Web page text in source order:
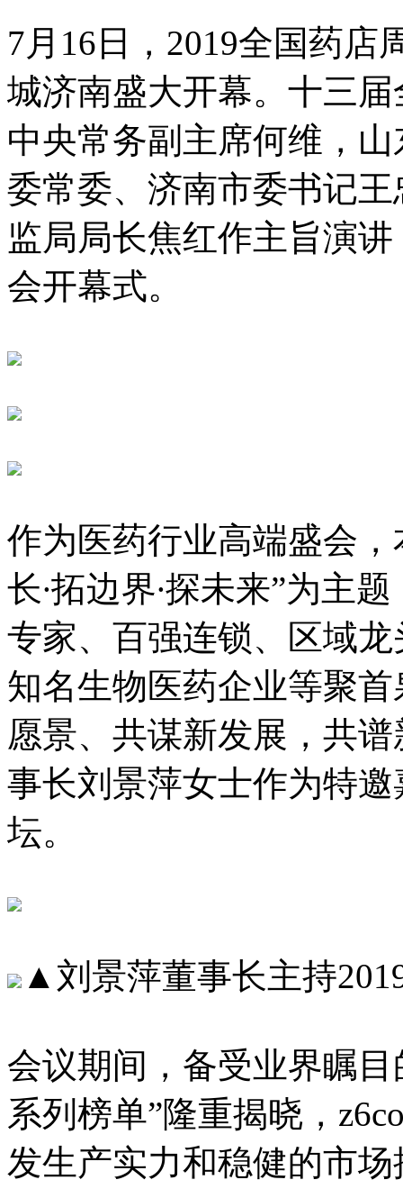
7月16日，2019全国药店
城济南盛大开幕。十三
中央常务副主席何维，
委常委、济南市委书记
监局局长焦红作主旨演
会开幕式。
作为医药行业高端盛会
长∙拓边界∙探未来”为主
专家、百强连锁、区域
知名生物医药企业等聚
愿景、共谋新发展，共
事长刘景萍女士作为特
坛。
▲刘景萍董事长主持
会议期间，备受业界瞩
系列榜单”隆重揭晓，
发生产实力和稳健的市